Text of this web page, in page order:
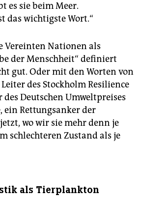
es sie beim Meer.
das wichtigste Wort.“
Vereinten Nationen als
der Menschheit“ definiert
gut. Oder mit den Worten von
des Stockholm Resilience
des Deutschen Umweltpreises
ein Rettungsanker der
wo wir sie mehr denn je
schlechteren Zustand als je
als Tierplankton